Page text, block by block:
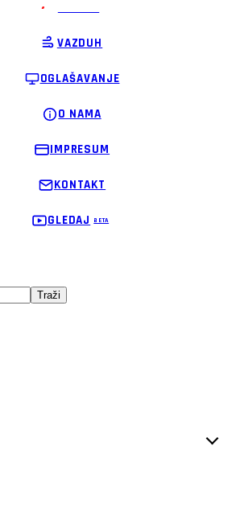
VAZDUH
OGLAŠAVANJE
O NAMA
IMPRESUM
KONTAKT
GLEDAJ